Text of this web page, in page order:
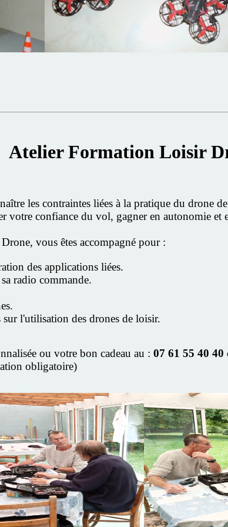
Atelier Formation Loisir
les contraintes liées à la pratique du drone
votre confiance du vol, gagner en autonomie et
vous êtes accompagné pour :
des applications liées.
radio commande.
l'utilisation des drones de loisir.
ou votre bon cadeau au : 07 61 55 40 40
obligatoire)